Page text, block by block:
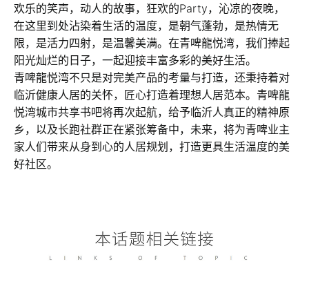
欢乐的笑声，动人的故事，狂欢的Party，沁凉的夜晚，
在这里到处沾染着生活的温度，是朝气蓬勃，是热情无
限，是活力四射，是温馨美满。在青啤龍悦湾，我们捧起
阳光灿烂的日子，一起迎接丰富多彩的美好生活。
青啤龍悦湾不只是对完美产品的考量与打造，还秉持着对
临沂健康人居的关怀，匠心打造着理想人居范本。青啤龍
悦湾城市共享书吧将再次起航，给予临沂人真正的精神原
乡，以及长跑社群正在紧张筹备中，未来，将为青啤业主
家人们带来从身到心的人居规划，打造更具生活温度的美
好社区。